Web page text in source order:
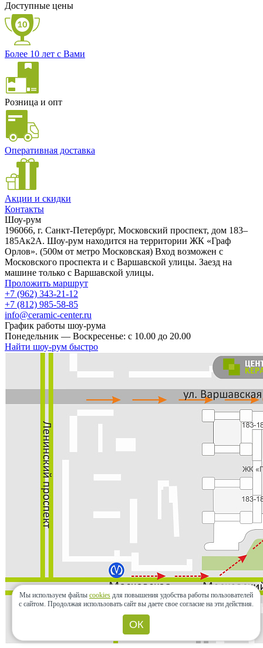
Доступные цены
Более 10 лет с Вами
Розница и опт
Оперативная доставка
Акции и скидки
Контакты
Шоу-рум
196066, г. Санкт-Петербург, Московский проспект, дом 183–
185Ак2А. Шоу-рум находится на территории ЖК «Граф
Орлов». (500м от метро Московская) Вход возможен с
Московского проспекта и с Варшавской улицы. Заезд на
машине только с Варшавской улицы.
Проложить маршрут
+7 (962) 343-21-12
+7 (812) 985-58-85
info@ceramic-center.ru
График работы шоу-рума
Понедельник — Воскресенье: с 10.00 до 20.00
Найти шоу-рум быстро
Мы используем файлы cookies для повышения удобства работы пользователей
с сайтом. Продолжая использовать сайт вы даете свое согласие на эти действия.
ОК